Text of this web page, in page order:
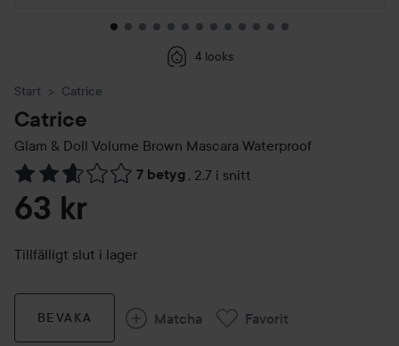
4 looks
Start Catrice
Catrice
Glam & Doll Volume Brown Mascara Waterproof
7 betyg , 2.7 i snitt
Hoppa till Betyg & kommentarer
63 kr
Tillfälligt slut i lager
BEVAKA Matcha Favorit